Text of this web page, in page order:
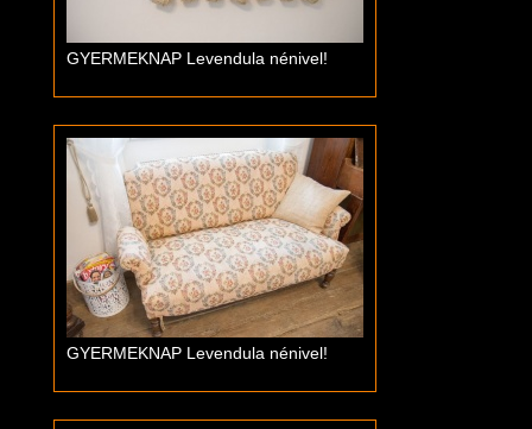
GYERMEKNAP Levendula nénivel!
GYERMEKNAP Levendula nénivel!